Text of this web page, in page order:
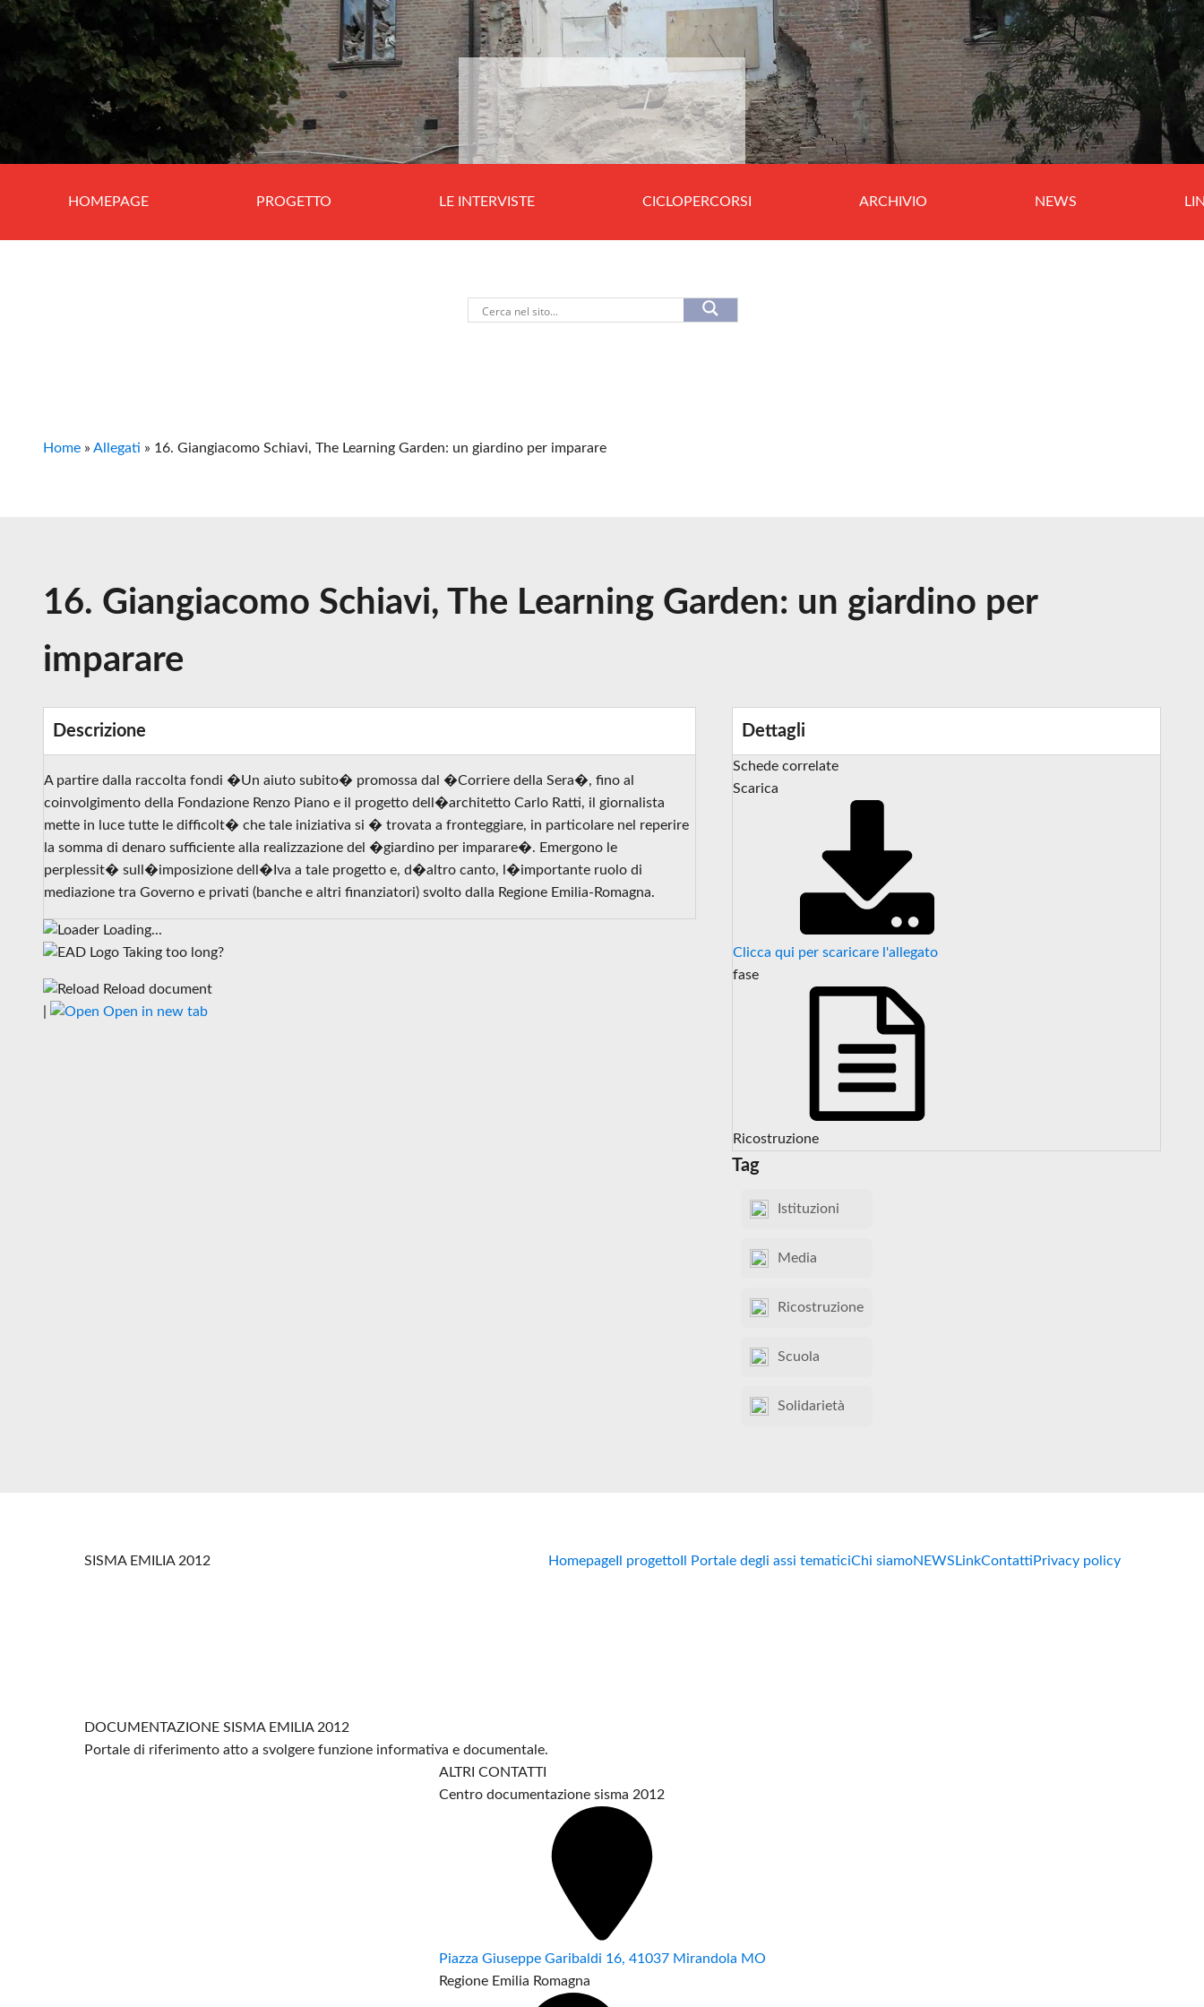
HOMEPAGE PROGETTO LE INTERVISTE CICLOPERCORSI ARCHIVIO NEWS
Home » Allegati » 16. Giangiacomo Schiavi, The Learning Garden: un giardino per imparare
16. Giangiacomo Schiavi, The Learning Garden: un giardino per
imparare
Descrizione
A partire dalla raccolta fondi �Un aiuto subito� promossa dal �Corriere della Sera�, fino al
coinvolgimento della Fondazione Renzo Piano e il progetto dell�architetto Carlo Ratti, il giornalista
mette in luce tutte le difficolt� che tale iniziativa si � trovata a fronteggiare, in particolare nel reperire
la somma di denaro sufficiente alla realizzazione del �giardino per imparare�. Emergono le
perplessit� sull�imposizione dell�Iva a tale progetto e, d�altro canto, l�importante ruolo di
mediazione tra Governo e privati (banche e altri finanziatori) svolto dalla Regione Emilia-Romagna.
Loading...
Taking too long?
Reload document
Open in new tab
Dettagli
Schede correlate
Scarica
Clicca qui per scaricare l'allegato
fase
Ricostruzione
Tag
Istituzioni
Media
Ricostruzione
Scuola
Solidarietà
SISMA EMILIA 2012
DOCUMENTAZIONE SISMA EMILIA 2012
Portale di riferimento atto a svolgere funzione informativa e documentale.
HomepageIl progettoIl Portale degli assi tematiciChi siamoNEWS LinkContatti Privacy policy
ALTRI CONTATTI
Centro documentazione sisma 2012
Piazza Giuseppe Garibaldi 16, 41037 Mirandola MO
Regione Emilia Romagna